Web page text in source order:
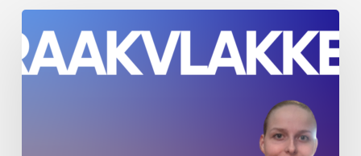
en
projectmanagement: